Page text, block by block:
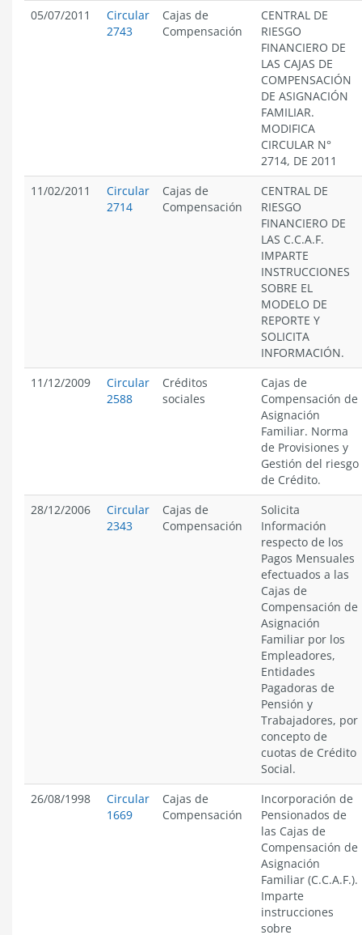
05/07/2011
Circular
2743
Cajas de
Compensación
CENTRAL DE
RIESGO
FINANCIERO DE
LAS CAJAS DE
COMPENSACIÓN
DE ASIGNACIÓN
FAMILIAR.
MODIFICA
CIRCULAR N°
2714, DE 2011
11/02/2011
Circular
2714
Cajas de
Compensación
CENTRAL DE
RIESGO
FINANCIERO DE
LAS C.C.A.F.
IMPARTE
INSTRUCCIONES
SOBRE EL
MODELO DE
REPORTE Y
SOLICITA
INFORMACIÓN.
11/12/2009
Circular
2588
Créditos
sociales
Cajas de
Compensación de
Asignación
Familiar. Norma
de Provisiones y
Gestión del riesgo
de Crédito.
28/12/2006
Circular
2343
Cajas de
Compensación
Solicita
Información
respecto de los
Pagos Mensuales
efectuados a las
Cajas de
Compensación de
Asignación
Familiar por los
Empleadores,
Entidades
Pagadoras de
Pensión y
Trabajadores, por
concepto de
cuotas de Crédito
Social.
26/08/1998
Circular
1669
Cajas de
Compensación
Incorporación de
Pensionados de
las Cajas de
Compensación de
Asignación
Familiar (C.C.A.F.).
Imparte
instrucciones
sobre